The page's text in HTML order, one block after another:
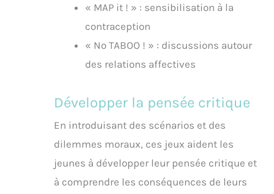
« MAP it ! » : sensibilisation à la
contraception
« No TABOO ! » : discussions autour
des relations affectives
Développer la pensée critique
En introduisant des scénarios et des
dilemmes moraux, ces jeux aident les
jeunes à développer leur pensée critique et
à comprendre les conséquences de leurs